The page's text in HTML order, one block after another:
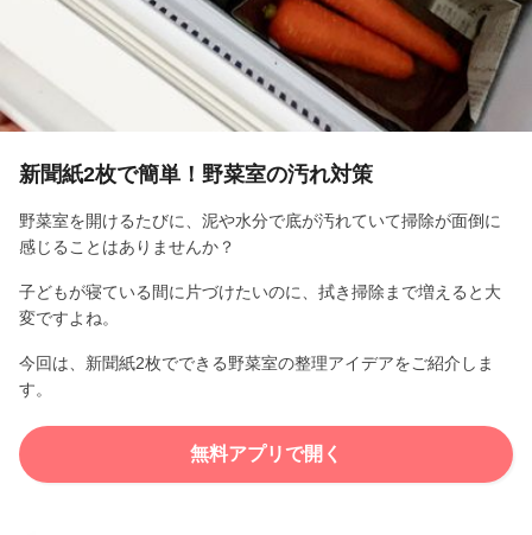
y
V
i
d
新聞紙2枚で簡単！野菜室の汚れ対策
野菜室を開けるたびに、泥や水分で底が汚れていて掃除が面倒に
感じることはありませんか？
子どもが寝ている間に片づけたいのに、拭き掃除まで増えると大
変ですよね。
今回は、新聞紙2枚でできる野菜室の整理アイデアをご紹介しま
す。
無料アプリで開く